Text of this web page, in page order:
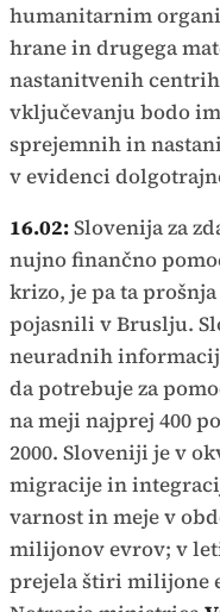
humanitarnim
hrane in drugega
nastanitvenih
vključevanju bodo
sprejemnih in
v evidenci
16.02:Slovenija za
nujno finančno
krizo, je pa ta
pojasnili v Bruslju.
neuradnih
da potrebuje za
na meji najprej 400
2000. Sloveniji je v
migracije in
varnost in meje v
milijonov evrov; v
prejela štiri milijone